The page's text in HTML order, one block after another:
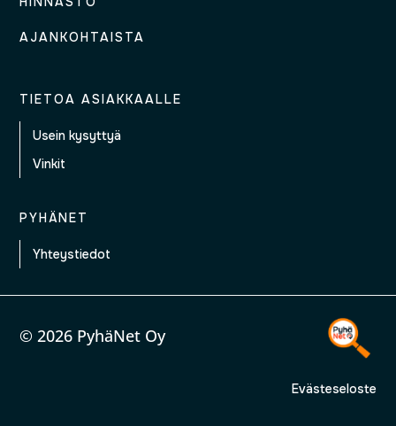
AJANKOHTAISTA
TIETOA ASIAKKAALLE
Usein kysyttyä
Vinkit
PYHÄNET
Yhteystiedot
© 2026 PyhäNet Oy
Evästeseloste